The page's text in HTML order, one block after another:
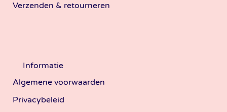
Verzenden & retourneren
Informatie
Algemene voorwaarden
Privacybeleid